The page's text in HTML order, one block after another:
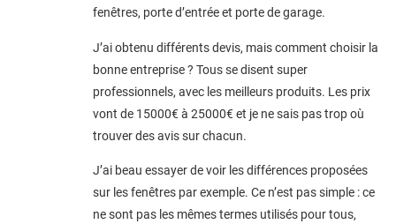
fenêtres, porte d’entrée et porte de garage.
J’ai obtenu différents devis, mais comment choisir la
bonne entreprise ? Tous se disent super
professionnels, avec les meilleurs produits. Les prix
vont de 15000€ à 25000€ et je ne sais pas trop où
trouver des avis sur chacun.
J’ai beau essayer de voir les différences proposées
sur les fenêtres par exemple. Ce n’est pas simple : ce
ne sont pas les mêmes termes utilisés pour tous,